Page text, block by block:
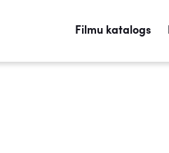
Filmu katalogs